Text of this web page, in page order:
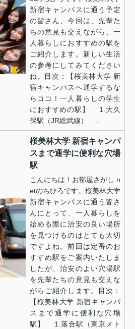
新宿キャンパスに通う予定
の皆さん、今回は、先輩た
ちの意見も交えながら、一
人暮らしにおすすめの駅を
ご紹介します。新しい生活
の参考にしてみてください
ね。目次：【桜美林大学 新
宿キャンパスへ通学するな
らココ！一人暮らしの学生
におすすめの駅】 1.大久
保駅（JR総武線） ...
桜美林大学 新宿キャンパ
スまで通学に便利な穴場
駅
こんにちは！お部屋さがし.n
etのちひろです。桜美林大学
新宿キャンパスに通う皆さ
んにとって、一人暮らしを
始める際に治安の良い場所
を見つけるのはとても大切
ですよね。前回は定番のお
すすめ駅をご案内いたしま
したが、治安のよい穴場駅
を先輩たちの意見も交えな
がらご紹介します。目次：
【桜美林大学 新宿キャンパ
スまで通学に便利な穴場
駅】 1.落合駅（東京メト